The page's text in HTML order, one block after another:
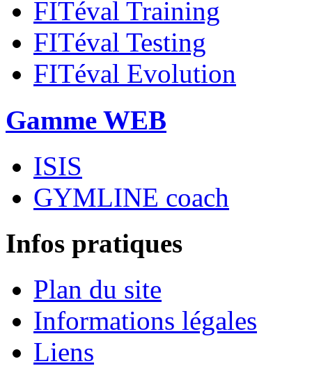
FITéval Training
FITéval Testing
FITéval Evolution
Gamme WEB
ISIS
GYMLINE coach
Infos pratiques
Plan du site
Informations légales
Liens